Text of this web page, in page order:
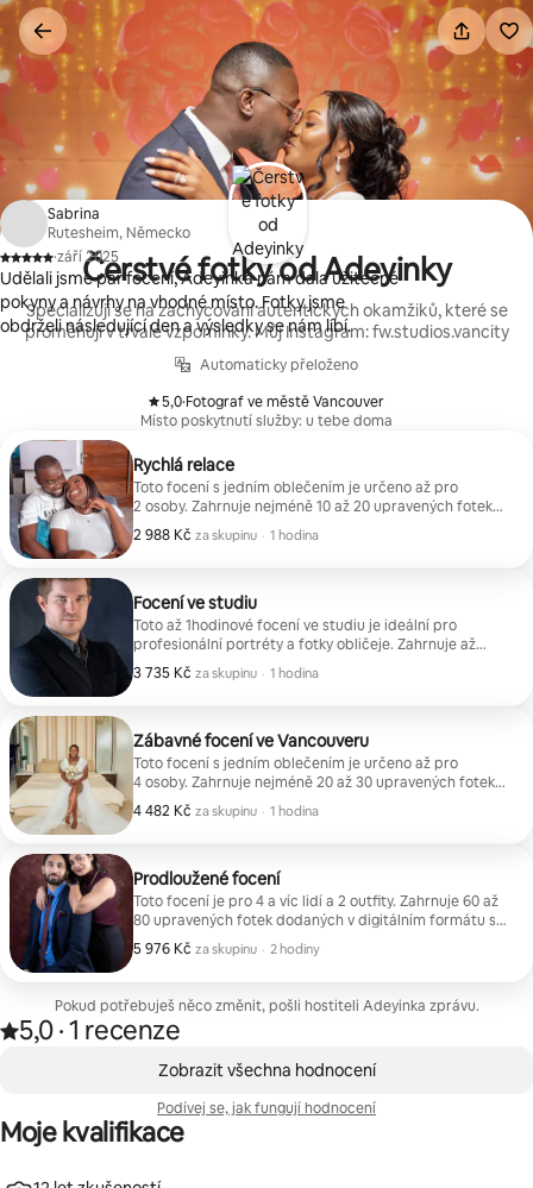
Přeskočit
na
obsah
Čerstvé fotky od Adeyinky
Specializuji se na zachycování autentických okamžiků, které se
proměňují v trvalé vzpomínky. Můj Instagram: fw.studios.vancity
Automaticky přeloženo
5,0
, ·Fotograf ve městě Vancouver
Místo poskytnutí služby: u tebe doma
Rychlá relace
Toto focení s jedním oblečením je určeno až pro
2 osoby. Zahrnuje nejméně 10 až 20 upravených fotek
v digitálním formátu s vysokým rozlišením, které budou
doručeny do 3 dnů.
2 988 Kč za skupinu
2 988 Kč za skupinu
, · 1 hodina
Focení ve studiu
Toto až 1hodinové focení ve studiu je ideální pro
profesionální portréty a fotky obličeje. Zahrnuje až
10 upravených fotografií ve vysokém rozlišení a až
2 outfity. Cena je pouze pro 1 osobu, za páry a větší
3 735 Kč za skupinu
3 735 Kč za skupinu
, · 1 hodina
Zábavné focení ve Vancouveru
Toto focení s jedním oblečením je určeno až pro
4 osoby. Zahrnuje nejméně 20 až 30 upravených fotek
v digitálním formátu s vysokým rozlišením, které budou
doručeny do 3 dnů.
4 482 Kč za skupinu
4 482 Kč za skupinu
, · 1 hodina
Prodloužené focení
Toto focení je pro 4 a víc lidí a 2 outfity. Zahrnuje 60 až
80 upravených fotek dodaných v digitálním formátu s
vysokým rozlišením do 3 dnů.
5 976 Kč za skupinu
5 976 Kč za skupinu
, · 2 hodiny
Pokud potřebuješ něco změnit, pošli hostiteli Adeyinka zprávu.
Hodnocení: 5,0 z 5 hvězdiček, z 1 hodnocení
5,0
, ·1 recenze
Zobrazeno 0 položek z 0
Sabrina
Rutesheim, Německo
,
·září 2025
Udělali jsme pár focení, Adeyinka nám dala užitečné
pokyny a návrhy na vhodné místo. Fotky jsme
obdrželi následující den a výsledky se nám líbí.
Zobrazit všechna hodnocení
Podívej se, jak fungují hodnocení
Moje kvalifikace